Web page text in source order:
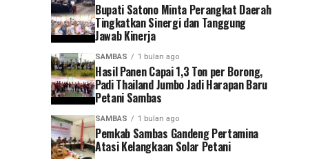
Bupati Satono Minta Perangkat Daerah
Tingkatkan Sinergi dan Tanggung
Jawab Kinerja
SAMBAS 1 bulan ago
Hasil Panen Capai 1,3 Ton per Borong,
Padi Thailand Jumbo Jadi Harapan Baru
Petani Sambas
SAMBAS 1 bulan ago
Pemkab Sambas Gandeng Pertamina
Atasi Kelangkaan Solar Petani